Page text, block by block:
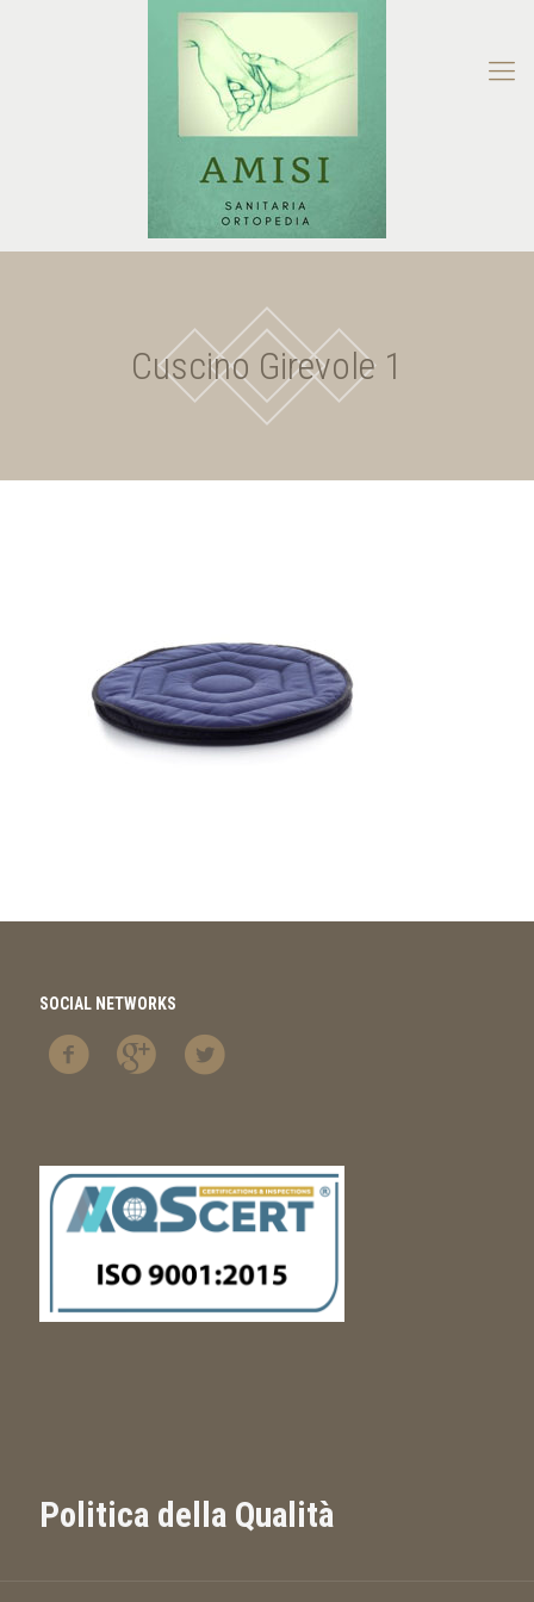
Cuscino Girevole 1
SOCIAL NETWORKS
Politica della Qualità